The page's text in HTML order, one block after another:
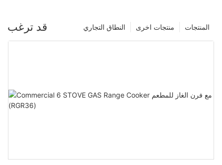
قد ترغب المنتجات منتجات اخرى النطاق التجاري